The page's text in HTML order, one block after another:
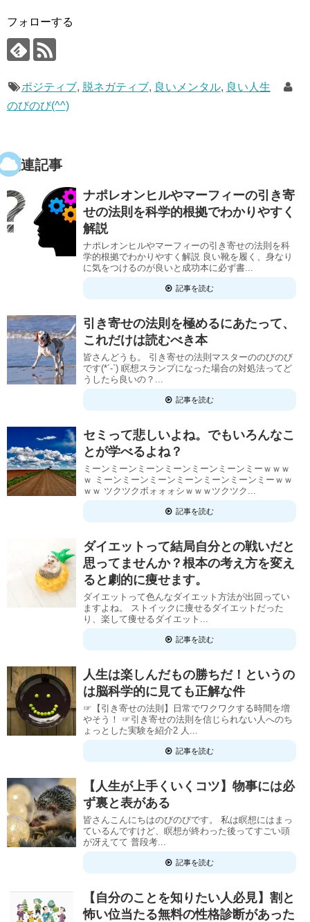
フォローする
ポジティブ, 脱ネガティブ, 良いメンタル, 良い人生
のびのび(^^)
関連記事
ナポレオンヒルやマーフィーの引き寄
せの法則を科学的根拠でわかりやすく
解説
ナポレオンヒルやマーフィーの引き寄せの法則を科
学的根拠でわかりやすく解説 良い靴を履く、身なり
に気をつけるのが良いと成功本に必ず書...
記事を読む
引き寄せの法則を極めるにあたって、
これだけは読むべき本
皆さんどうも。 引き寄せの法則マスターののびのび
です(*´-`) 瞑想スランプになった場合の対処法ってど
うしたら良いの？...
記事を読む
セミって悲しいよね。でもいろんなこ
とが学べるよね？
ミーンミーンミーンミーンミーンミーンミーｗｗｗ
ｗ ミーンミーンミーンミーンミーンミーンミーｗｗ
ｗｗ ツクツクボォォォシｗｗｗツクツク...
記事を読む
ダイエットって結局自分との戦いだと
思ってませんか？根本の考え方を変え
ると劇的に痩せます。
ダイエットって色んなダイエット方法が出回ってい
ますよね。 ストイックに痩せるダイエットだった
り、楽して痩せるダイエット...
記事を読む
人生は楽しんだもの勝ちだ！というの
は脳科学的に見ても正解な件
☞【引き寄せの法則】日常でワクワクする時間を増
やそう！ ☞引き寄せの法則を信じられない人へのち
ょっとした実験を紹介2 人...
記事を読む
【人生が上手くいくコツ】物事には必
ず裏と表がある
皆さんこんにちはのびのびです。 私は瞑想にはまっ
ているんですけど、瞑想が終わった後ってすごい頭
が冴えてて 普段考...
記事を読む
【自分のことを知りたい人必見】割と
怖い位当たる無料の性格診断があった